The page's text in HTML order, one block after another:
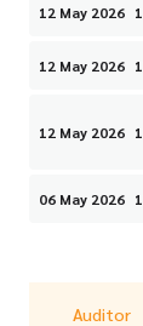
12 May 2026
12 May 2026
12 May 2026
06 May 2026
Auditor